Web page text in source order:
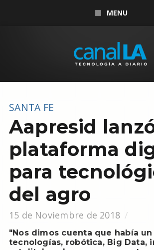
MENU
SANTA FE
Aapresid
plataforma
para
del agro
15 de Noviembre de 2018
"Nos dimos cuenta que había
tecnologías, robótica, Big Data,